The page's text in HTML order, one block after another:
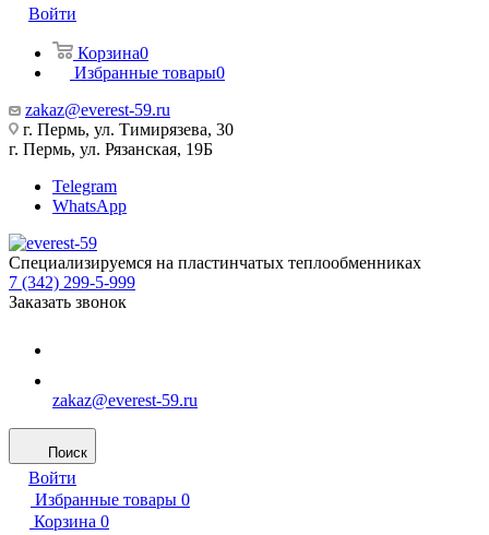
Войти
Корзина0
Избранные товары0
zakaz@everest-59.ru
г. Пермь, ул. Тимирязева, 30
г. Пермь, ул. Рязанская, 19Б
Telegram
WhatsApp
Специализируемся на пластинчатых теплообменниках
7 (342) 299-5-999
Заказать звонок
zakaz@everest-59.ru
Поиск
Войти
Избранные товары 0
Корзина 0